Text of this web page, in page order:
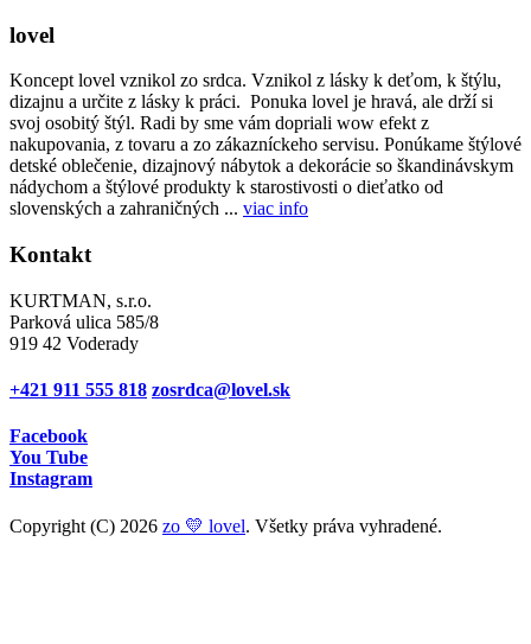
lovel
Koncept lovel vznikol zo srdca. Vznikol z lásky k deťom, k štýlu,
dizajnu a určite z lásky k práci. Ponuka lovel je hravá, ale drží si
svoj osobitý štýl. Radi by sme vám dopriali wow efekt z
nakupovania, z tovaru a zo zákazníckeho servisu. Ponúkame štýlové
detské oblečenie, dizajnový nábytok a dekorácie so škandinávskym
nádychom a štýlové produkty k starostivosti o dieťatko od
slovenských a zahraničných ... viac info
Kontakt
KURTMAN, s.r.o.
Parková ulica 585/8
919 42 Voderady
+421 911 555 818 zosrdca@lovel.sk
Facebook
You Tube
Instagram
Copyright (C) 2026 zo 💛 lovel. Všetky práva vyhradené.